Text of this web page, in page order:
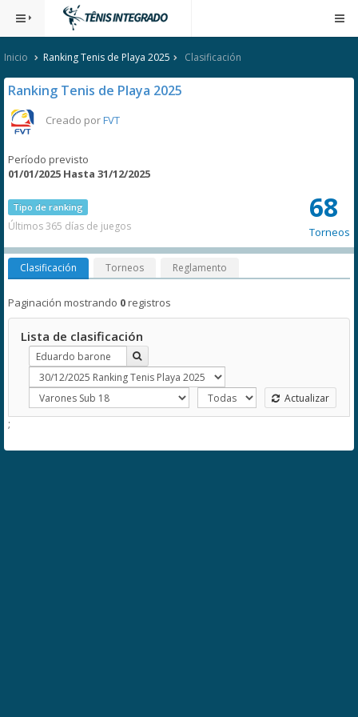
Inicio Ranking Tenis de Playa 2025 Clasificación
Ranking Tenis de Playa 2025
Creado porFVT
Período previsto
01/01/2025 Hasta 31/12/2025
Tipo de ranking
Últimos 365 días de juegos
68
Torneos
Clasificación Torneos Reglamento
Paginación mostrando 0registros
Lista de clasificación
Actualizar
;